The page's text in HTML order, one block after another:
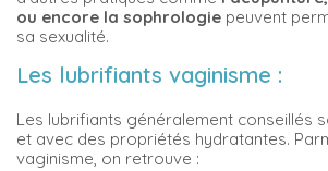
ou encore la sophrologie peuvent
sa sexualité.
Les lubrifiants vaginisme :
Les lubrifiants généralement conseillés
et avec des propriétés hydratantes.
vaginisme, on retrouve :